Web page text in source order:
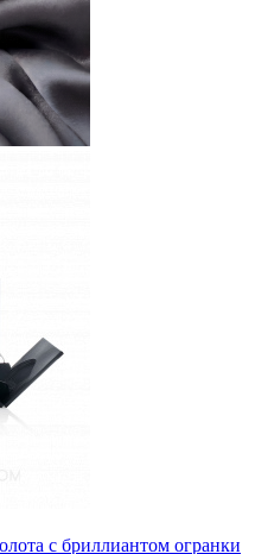
с бриллиантом огранки